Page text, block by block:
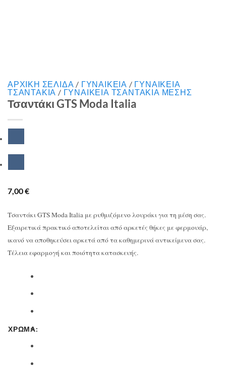
ΑΡΧΙΚΉ ΣΕΛΊΔΑ / ΓΥΝΑΙΚΕΙΑ / ΓΥΝΑΙΚΕΙΑ
ΤΣΑΝΤΑΚΙΑ / ΓΥΝΑΙΚΕΙΑ ΤΣΑΝΤΑΚΙΑ ΜΕΣΗΣ
Τσαντάκι GTS Moda Italia
7,00€
Τσαντάκι GTS Moda Italia με ρυθμιζόμενο λουράκι για τη μέση σας.
Εξαιρετικά πρακτικό αποτελείται από αρκετές θήκες με φερμουάρ,
ικανό να αποθηκεύσει αρκετά από τα καθημερινά αντικείμενα σας.
Τέλεια εφαρμογή και ποιότητα κατασκευής.
ΧΡΩΜΑ: